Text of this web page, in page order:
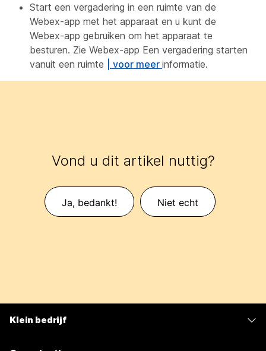
Start een vergadering in een ruimte van de
Webex-app met het apparaat en u kunt de
Webex-app gebruiken om het apparaat te
besturen. Zie Webex-app Een vergadering starten
vanuit een ruimte
| voor meer informatie.
Vond u dit artikel nuttig?
Ja, bedankt! Niet echt
Klein bedrijf